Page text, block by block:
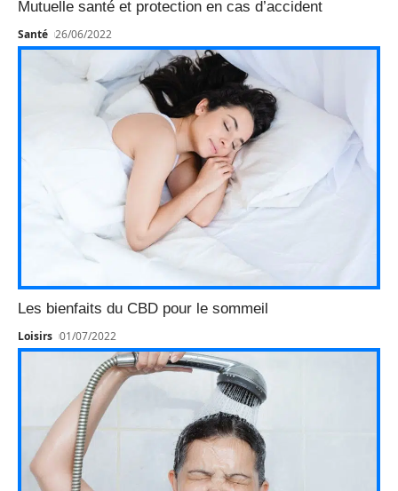
Mutuelle santé et protection en cas d’accident
Santé 26/06/2022
Les bienfaits du CBD pour le sommeil
Loisirs 01/07/2022